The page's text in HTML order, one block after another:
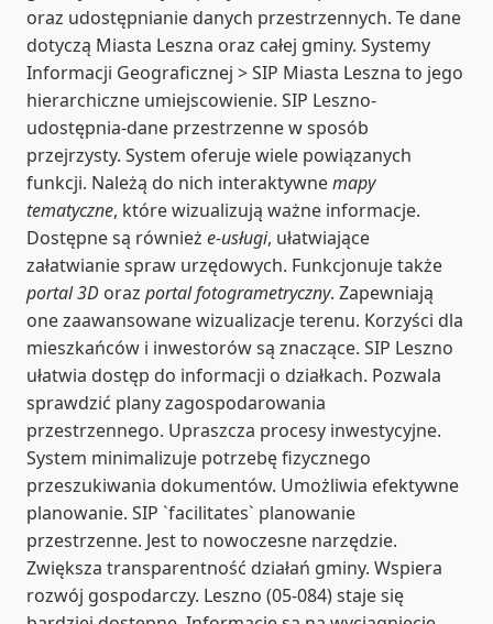
oraz udostępnianie danych przestrzennych. Te dane
dotyczą Miasta Leszna oraz całej gminy. Systemy
Informacji Geograficznej > SIP Miasta Leszna to jego
hierarchiczne umiejscowienie. SIP Leszno-
udostępnia-dane przestrzenne w sposób
przejrzysty. System oferuje wiele powiązanych
funkcji. Należą do nich interaktywnemapy
tematyczne, które wizualizują ważne informacje.
Dostępne są również e-usługi, ułatwiające
załatwianie spraw urzędowych. Funkcjonuje także
portal 3D oraz portal fotogrametryczny. Zapewniają
one zaawansowane wizualizacje terenu. Korzyści dla
mieszkańców i inwestorów są znaczące. SIP Leszno
ułatwia dostęp do informacji o działkach. Pozwala
sprawdzić plany zagospodarowania
przestrzennego. Upraszcza procesy inwestycyjne.
System minimalizuje potrzebę fizycznego
przeszukiwania dokumentów. Umożliwia efektywne
planowanie. SIP `facilitates` planowanie
przestrzenne. Jest to nowoczesne narzędzie.
Zwiększa transparentność działań gminy. Wspiera
rozwój gospodarczy. Leszno (05-084) staje się